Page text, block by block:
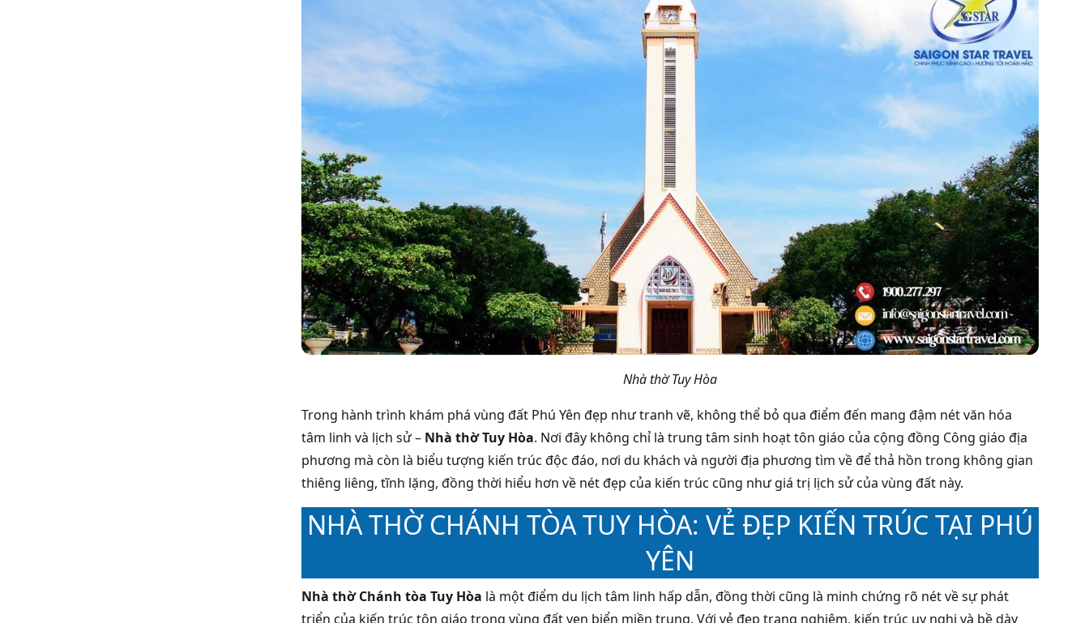
Nhà thờ Tuy Hòa
Trong hành trình khám phá vùng đất Phú Yên đẹp như tranh vẽ, không thể bỏ qua điểm đến mang đậm nét văn hóa
tâm linh và lịch sử – Nhà thờ Tuy Hòa. Nơi đây không chỉ là trung tâm sinh hoạt tôn giáo của cộng đồng Công giáo địa
phương mà còn là biểu tượng kiến trúc độc đáo, nơi du khách và người địa phương tìm về để thả hồn trong không gian
thiêng liêng, tĩnh lặng, đồng thời hiểu hơn về nét đẹp của kiến trúc cũng như giá trị lịch sử của vùng đất này.
NHÀ THỜ CHÁNH TÒA TUY HÒA: VẺ ĐẸP KIẾN TRÚC TẠI PHÚ
YÊN
Nhà thờ Chánh tòa Tuy Hòa là một điểm du lịch tâm linh hấp dẫn, đồng thời cũng là minh chứng rõ nét về sự phát
triển của kiến trúc tôn giáo trong vùng đất ven biển miền trung. Với vẻ đẹp trang nghiêm, kiến trúc uy nghi và bề dày